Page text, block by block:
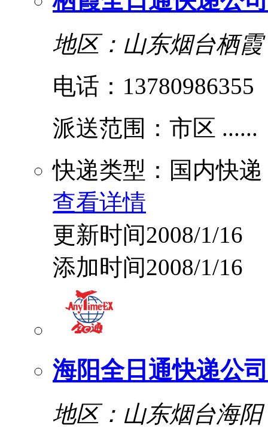
地区：山东烟台栖霞
电话：13780986355
派送范围：市区 ......
快递类型：国内快递
查看详情
更新时间2008/1/16
添加时间2008/1/16
海阳全日通快递公司
地区：山东烟台海阳